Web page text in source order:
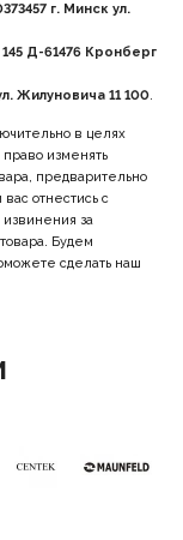
г. Минск ул.
Д-61476 Кронберг
Жилуновича 11 100.
в целях
изменять
предварительно
отнестись с
за
Будем
сделать наш